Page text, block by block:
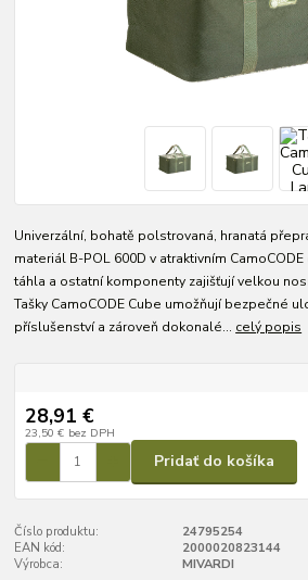
Univerzální, bohatě polstrovaná, hranatá
materiál B-POL 600D v atraktivním
táhla a ostatní komponenty zajišťují velkou
Tašky CamoCODE Cube umožňují bezpečné
příslušenství a zároveň dokonalé... celý popis
28,91 €
23,50 € bez DPH
Pridať do košíka
Číslo produktu:
24795254
EAN kód:
2000020823144
Výrobca:
MIVARDI